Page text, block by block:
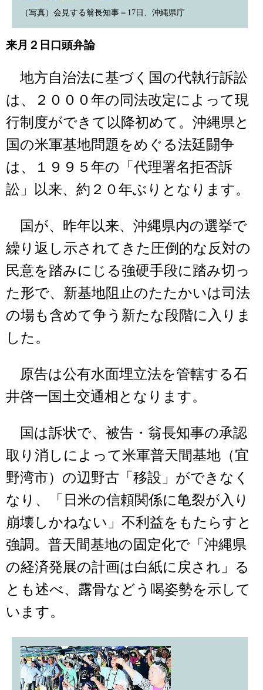
（写真）会見する翁長知事＝17日、沖縄県庁
来月２日口頭弁論
地方自治法に基づく国の代執行訴訟
は、２０００年の同法改定によって現
行制度ができて以降初めて。沖縄県と
国の米軍基地問題をめぐる法廷闘争
は、１９９５年の「代理署名拒否訴
訟」以来、約２０年ぶりとなります。
国が、昨年以来、沖縄県内の選挙で
繰り返し示されてきた圧倒的な反対の
民意を踏みにじる強硬手段に踏み切っ
た形で、新基地阻止のたたかいは司法
の場も含めて争う新たな段階に入りま
した。
原告は公有水面埋立法を管轄する石
井啓一国土交通相となります。
国は訴状で、被告・翁長知事の承認
取り消しによって米軍普天間基地（宜
野湾市）の辺野古「移設」ができなく
なり、「日米の信頼関係に亀裂が入り
崩壊しかねない」不利益をもたらすと
強調。普天間基地の固定化で「沖縄県
の経済発展の計画は白紙に戻され」る
とも述べ、露骨などう喝姿勢を示して
います。